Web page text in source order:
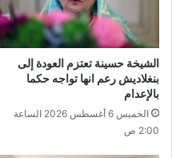
الشيخة حسينة تعتزم العودة إلى
بنغلاديش رعم انها تواجه حكما
بالإعدام
الخميس 6 أغسطس 2026 الساعة
2:00 ص